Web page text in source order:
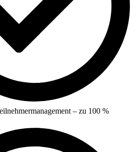
– zu 100 %